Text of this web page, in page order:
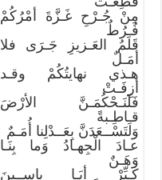
مِنْ جُـرْحِ غَـزَّةَ أمْرُكُمْ
فُـرُطٌ
قَلَمُ العَـزيزِ جَـرَى فلا
أمَـلٌ
هـذي نهايتُكُمْ وقـد
أزِفَـتْ
فَلَنَـحْكُمَـنَّ الأرْضَ
قـاطِـبةً
وَلَتَسْــعَدَنَّ بِعَــدْلِنا أُمَـمٌ
عـادَ الْجِهـادُ وَما بِنَـا
وَهَـنٌ
كَـبِّرْ أبَـا ياســينَ